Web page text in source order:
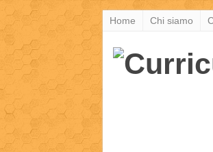
Home Chi siamo